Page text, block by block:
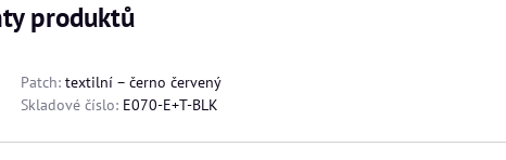
produktů
Patch:textilní – černo červený
Skladové číslo: E070-E+T-BLK